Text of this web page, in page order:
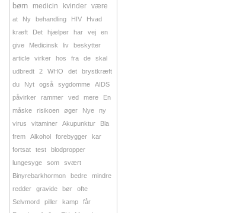
børn
medicin kvinder
være
at
Ny behandling HIV
Hvad
kræft
Det hjælper har vej
en
give
Medicinsk liv
beskytter
article
virker hos fra de
skal
udbredt
2 WHO det
brystkræft
du
Nyt også sygdomme
AIDS
påvirker
rammer ved mere
En
måske
risikoen øger Nye
ny
virus
vitaminer Akupunktur
Bla
frem
Alkohol forebygger
kar
fortsat
test
blodpropper
lungesyge
som
svært
Binyrebarkhormon
bedre
mindre
redder
gravide bør
ofte
Selvmord
piller kamp
får